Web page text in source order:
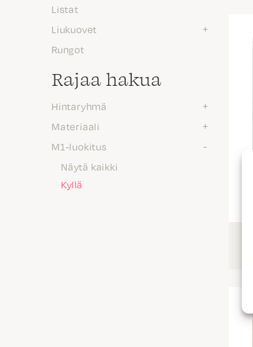
Listat
Liukuovet
Rungot
Rajaa hakua
Hintaryhmä
Materiaali
M1-luokitus
Näytä kaikki
Kyllä